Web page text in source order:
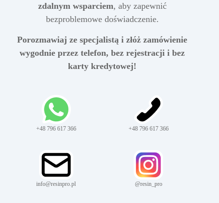
zdalnym wsparciem, aby zapewnić
bezproblemowe doświadczenie.
Porozmawiaj ze specjalistą i złóż zamówienie
wygodnie przez telefon, bez rejestracji i bez
karty kredytowej!
+48 796 617 366 +48 796 617 366
info@resinpro.pl @resin_pro